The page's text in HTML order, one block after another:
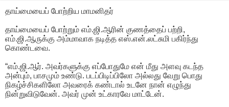
தாய்மையைப் போற்றிய மாமனிதர்
தாய்மையைப் போற்றும் எம்.ஜி.ஆரின் குணத்தைப் பற்றி,
எம்.ஜி.ஆருக்கு அம்மாவாக நடித்த எஸ்.என்.லட்சுமி பகிர்ந்து
கொண்டவை.
“எம்.ஜி.ஆர். அவர்களுக்கு எப்போதுமே என் மீது அளவு கடந்த
அன்பும், பாசமும் உண்டு. படப்பிடிப்பிலோ அல்லது வேறு பொது
நிகழ்ச்சிகளிலோ அவரைக் கண்டால் உடனே நான் எழுந்து
நின்றுவிடுவேன். அவர் முன் உட்காரவே மாட்டேன்.